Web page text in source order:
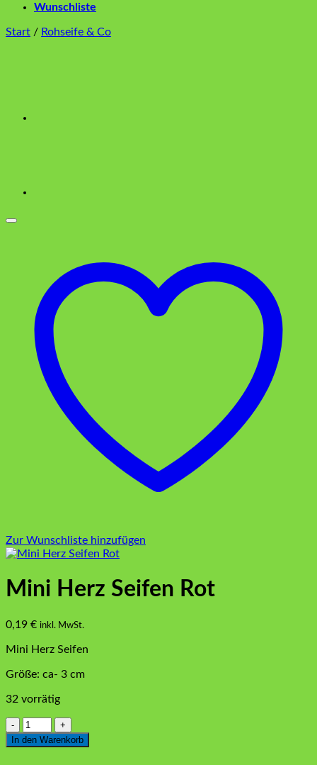
Wunschliste
Start / Rohseife & Co
Zur Wunschliste hinzufügen
Mini Herz Seifen Rot
0,19 € inkl. MwSt.
Mini Herz Seifen
Größe: ca- 3 cm
32 vorrätig
Mini
Herz
Seifen
In den Warenkorb